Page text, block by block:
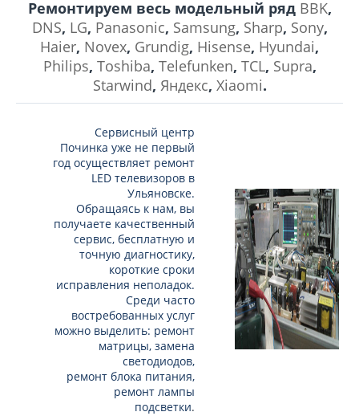
Ремонтируем весь модельный ряд BBK,
DNS, LG, Panasonic, Samsung, Sharp, Sony,
Haier, Novex, Grundig, Hisense, Hyundai,
Philips, Toshiba, Telefunken, TCL, Supra,
Starwind, Яндекс, Xiaomi.
Сервисный центр
Починка уже не первый
год осуществляет ремонт
LED телевизоров в
Ульяновске.
Обращаясь к нам, вы
получаете качественный
сервис, бесплатную и
точную диагностику,
короткие сроки
исправления неполадок.
Среди часто
востребованных услуг
можно выделить: ремонт
матрицы, замена
светодиодов,
ремонт блока питания,
ремонт лампы
подсветки.